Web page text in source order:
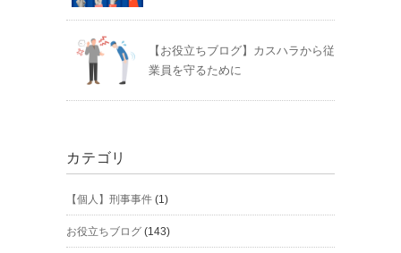
【お役立ちブログ】カスハラから従
業員を守るために
カテゴリ
【個人】刑事事件 (1)
お役立ちブログ (143)